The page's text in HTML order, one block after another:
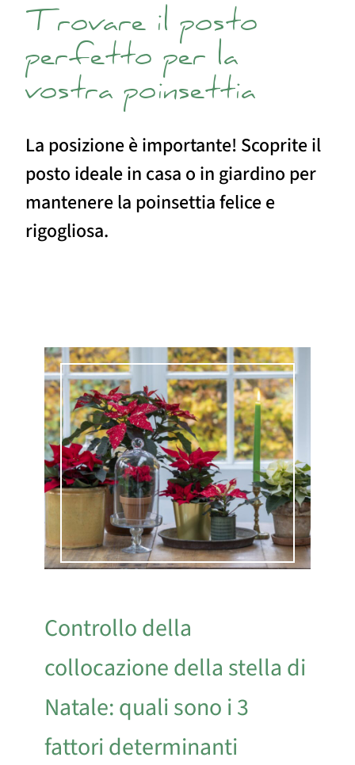
Trovare il posto
perfetto per la
vostra poinsettia
La posizione è importante! Scoprite il
posto ideale in casa o in giardino per
mantenere la poinsettia felice e
rigogliosa.
Controllo della
collocazione della stella di
Natale: quali sono i 3
fattori determinanti